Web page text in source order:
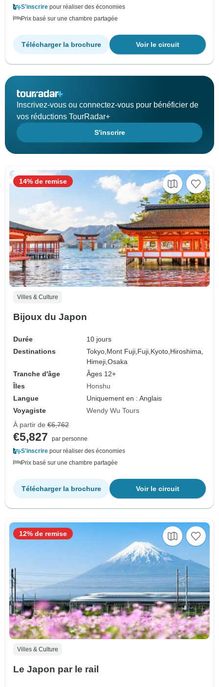
S'inscrire pour réaliser des économies
Prix basé sur une chambre partagée
Voir le circuit
Télécharger la brochure
Inscrivez-vous ou connectez-vous pour bénéficier de
vos réductions TourRadar+
S'inscrire
Villes & Culture
Bijoux du Japon
Durée
10 jours
Destinations
Tokyo,Mont Fuji,Fuji,Kyoto,Hiroshima,
Himeji,Osaka
Tranche d'âge
Âges 12+
Îles
Honshu
Langue
Uniquement en : Anglais
Voyagiste
Wendy Wu Tours
14% de remise
À partir de €6,762
€5,827
par personne
S'inscrire pour réaliser des économies
Prix basé sur une chambre partagée
Voir le circuit
Télécharger la brochure
Villes & Culture
Le Japon par le rail
12% de remise